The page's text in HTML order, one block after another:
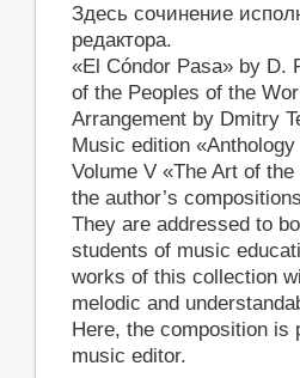
Здесь сочинение
редактора.
«El Cóndor Pasa» by D.
of the Peoples of the
Arrangement by Dmitry
Music edition
Volume V «The Art of
the author’s
They are addressed to
students of music
works of this collection
melodic and
Here, the composition is
music editor.